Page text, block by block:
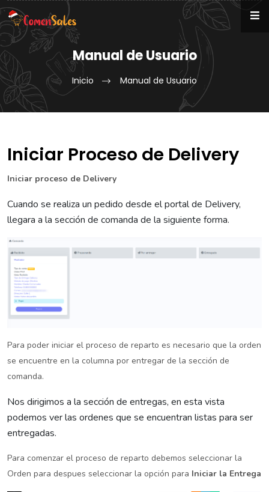
Manual de Usuario
Inicio Manual de Usuario
Iniciar Proceso de Delivery
Iniciar proceso de Delivery
Cuando se realiza un pedido desde el portal de Delivery,
llegara a la sección de comanda de la siguiente forma.
Para poder iniciar el proceso de reparto es necesario que la orden
se encuentre en la columna por entregar de la sección de
comanda.
Nos dirigimos a la sección de entregas, en esta vista
podemos ver las ordenes que se encuentran listas para ser
entregadas.
Para comenzar el proceso de reparto debemos seleccionar la
Orden para despues seleccionar la opción para Iniciar la Entrega